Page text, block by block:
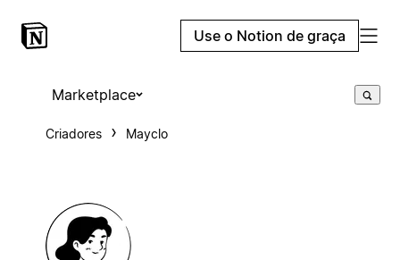
Use o Notion de graça
Marketplace
Criadores Mayclo